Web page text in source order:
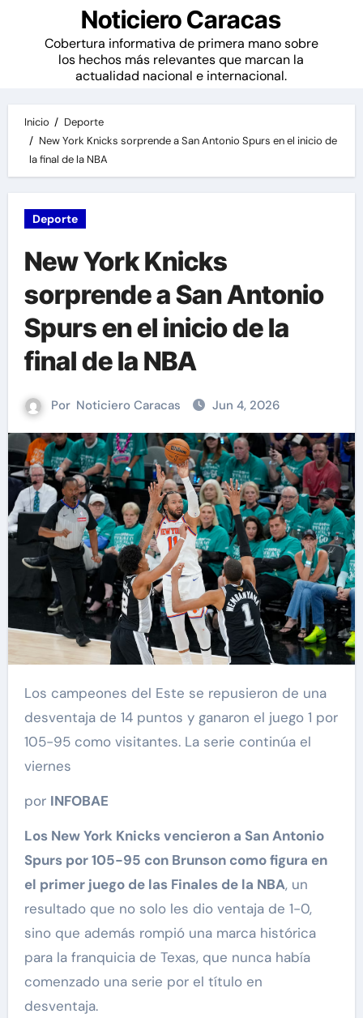
Noticiero Caracas
Cobertura informativa de primera mano sobre
los hechos más relevantes que marcan la
actualidad nacional e internacional.
Inicio
Deporte
New York Knicks sorprende a San Antonio Spurs en el inicio de
la final de la NBA
Deporte
New York Knicks
sorprende a San Antonio
Spurs en el inicio de la
final de la NBA
Por Noticiero Caracas Jun 4, 2026
Los campeones del Este se repusieron de una
desventaja de 14 puntos y ganaron el juego 1 por
105-95 como visitantes. La serie continúa el
viernes
por INFOBAE
Los New York Knicks vencieron a San Antonio
Spurs por 105-95 con Brunson como figura en
el primer juego de las Finales de la NBA, un
resultado que no solo les dio ventaja de 1-0,
sino que además rompió una marca histórica
para la franquicia de Texas, que nunca había
comenzado una serie por el título en
desventaja.